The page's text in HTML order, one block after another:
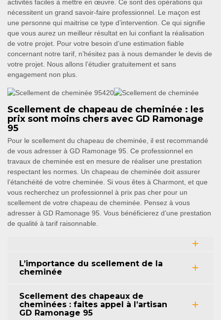
activités faciles à mettre en œuvre. Ce sont des opérations qui
nécessitent un grand savoir-faire professionnel. Le maçon est
une personne qui maitrise ce type d’intervention. Ce qui signifie
que vous aurez un meilleur résultat en lui confiant la réalisation
de votre projet. Pour votre besoin d’une estimation fiable
concernant notre tarif, n’hésitez pas à nous demander le devis de
votre projet. Nous allons l’étudier gratuitement et sans
engagement non plus.
Scellement de chapeau de cheminée : les
prix sont moins chers avec GD Ramonage
95
Pour le scellement du chapeau de cheminée, il est recommandé
de vous adresser à GD Ramonage 95. Ce professionnel en
travaux de cheminée est en mesure de réaliser une prestation
respectant les normes. Un chapeau de cheminée doit assurer
l’étanchéité de votre cheminée. Si vous êtes à Charmont, et que
vous recherchez un professionnel à prix pas cher pour un
scellement de votre chapeau de cheminée. Pensez à vous
adresser à GD Ramonage 95. Vous bénéficierez d’une prestation
de qualité à tarif raisonnable.
L’importance du scellement de la
cheminée
Scellement des chapeaux de
cheminées : faites appel à l’artisan
GD Ramonage 95